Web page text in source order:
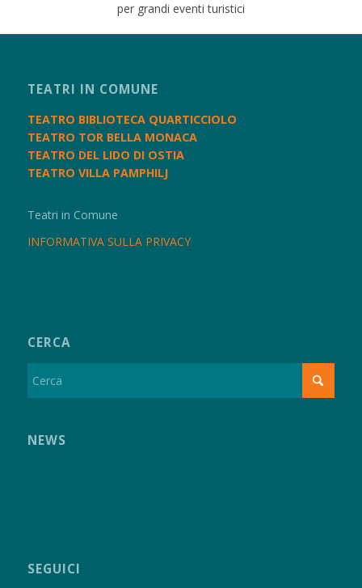
per grandi eventi turistici
TEATRI IN COMUNE
TEATRO BIBLIOTECA QUARTICCIOLO
TEATRO TOR BELLA MONACA
TEATRO DEL LIDO DI OSTIA
TEATRO VILLA PAMPHILJ
Teatri in Comune
INFORMATIVA SULLA PRIVACY
CERCA
NEWS
SEGUICI